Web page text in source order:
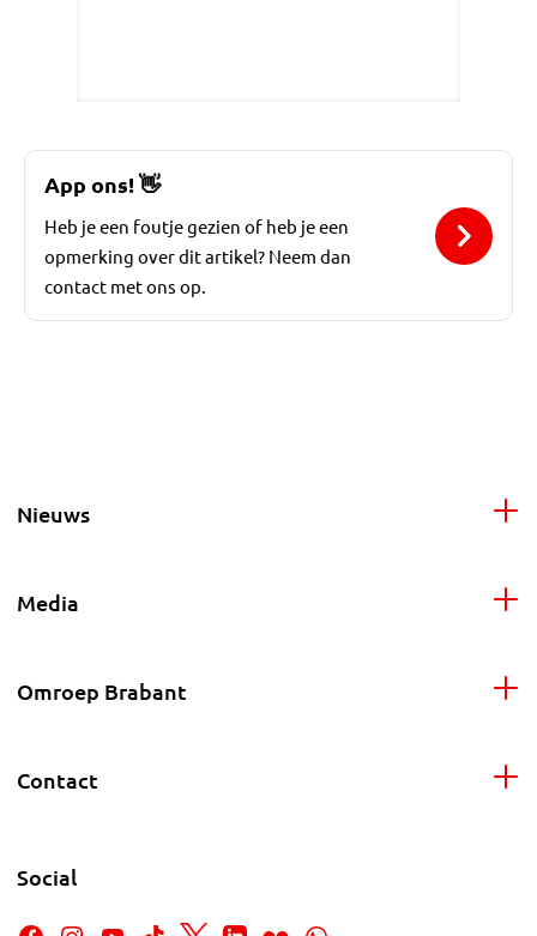
App ons!👋
Heb je een foutje gezien of heb je een
opmerking over dit artikel? Neem dan
contact met ons op.
Nieuws
Media
Omroep Brabant
Contact
Social